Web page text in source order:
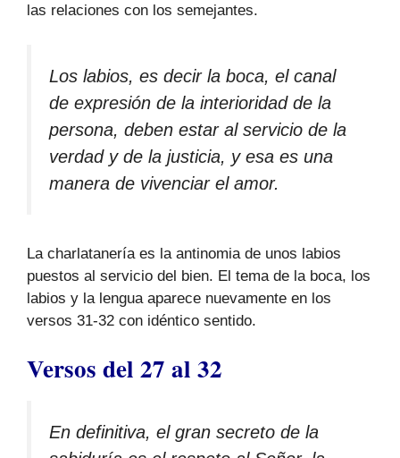
las relaciones con los semejantes.
Los labios, es decir la boca, el canal
de expresión de la interioridad de la
persona, deben estar al servicio de la
verdad y de la justicia, y esa es una
manera de vivenciar el amor.
La charlatanería es la antinomia de unos labios
puestos al servicio del bien. El tema de la boca, los
labios y la lengua aparece nuevamente en los
versos 31-32 con idéntico sentido.
Versos del 27 al 32
En definitiva, el gran secreto de la